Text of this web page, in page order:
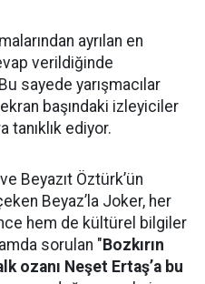
ayrılan en
verildiğinde
sayede yarışmacılar
başındaki izleyiciler
tanıklık ediyor.
Beyazıt Öztürk’ün
Beyaz’la Joker, her
hem de kültürel bilgiler
sorulan "Bozkırın
ozanı Neşet Ertaş’a bu